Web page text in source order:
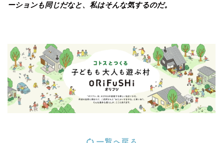
ーションも同じだなと、私はそんな気するのだ。